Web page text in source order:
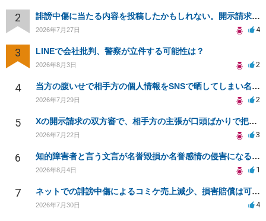
2 誹謗中傷に当たる内容を投稿したかもしれない。開示請求や民事刑事裁判に発展しうるのか教えて欲しい。
2026年7月27日 4
3 LINEで会社批判、警察が立件する可能性は？
2026年8月3日 2
4 当方の腹いせで相手方の個人情報をSNSで晒してしまい名誉毀損させてしまったかもしれない
2026年7月29日 2
5 Xの開示請求の双方審で、相手方の主張が口頭ばかりで把握しきれません
2026年7月22日 3
6 知的障害者と言う文言が名誉毀損か名誉感情の侵害になるか教えてほしい。
2026年8月4日 1
7 ネットでの誹謗中傷によるコミケ売上減少、損害賠償は可能か？
2026年7月30日 4